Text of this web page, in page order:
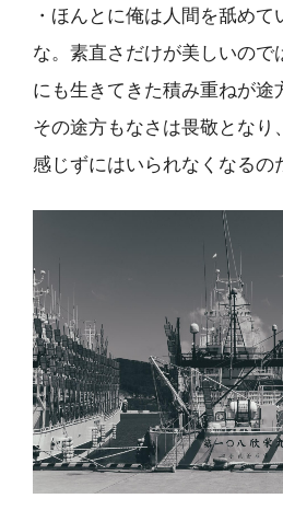
・ほんとに俺は人間を舐め
な。素直さだけが美しいの
にも生きてきた積み重ねが途
その途方もなさは畏敬とな
感じずにはいられなくなるの